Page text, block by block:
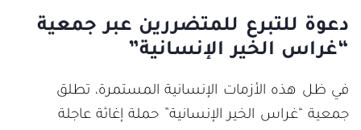
دعوة للتبرع للمتضررين عبر جمعية
“غراس الخير الإنسانية”
في ظل هذه الأزمات الإنسانية المستمرة، تطلق
جمعية “غراس الخير الإنسانية” حملة إغاثة عاجلة